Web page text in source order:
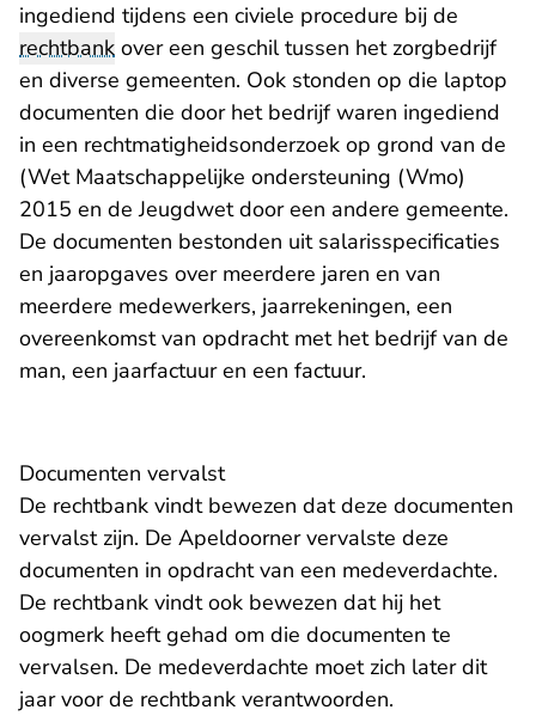
ingediend tijdens een civiele procedure bij de
rechtbank over een geschil tussen het zorgbedrijf
en diverse gemeenten. Ook stonden op die laptop
documenten die door het bedrijf waren ingediend
in een rechtmatigheidsonderzoek op grond van de
(Wet Maatschappelijke ondersteuning (Wmo)
2015 en de Jeugdwet door een andere gemeente.
De documenten bestonden uit salarisspecificaties
en jaaropgaves over meerdere jaren en van
meerdere medewerkers, jaarrekeningen, een
overeenkomst van opdracht met het bedrijf van de
man, een jaarfactuur en een factuur.
Documenten vervalst
De rechtbank vindt bewezen dat deze documenten
vervalst zijn. De Apeldoorner vervalste deze
documenten in opdracht van een medeverdachte.
De rechtbank vindt ook bewezen dat hij het
oogmerk heeft gehad om die documenten te
vervalsen. De medeverdachte moet zich later dit
jaar voor de rechtbank verantwoorden.